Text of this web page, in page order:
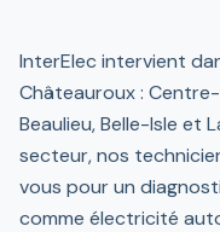
InterElec intervient
Châteauroux :
Beaulieu, Belle-Isle et
secteur, nos
vous pour un
comme électricité